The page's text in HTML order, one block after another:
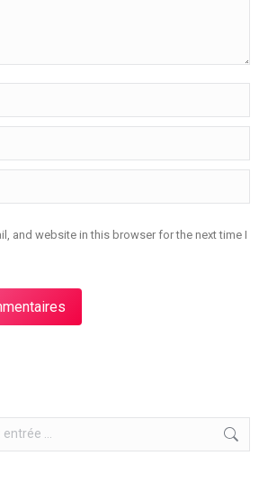
and website in this browser for the next time I